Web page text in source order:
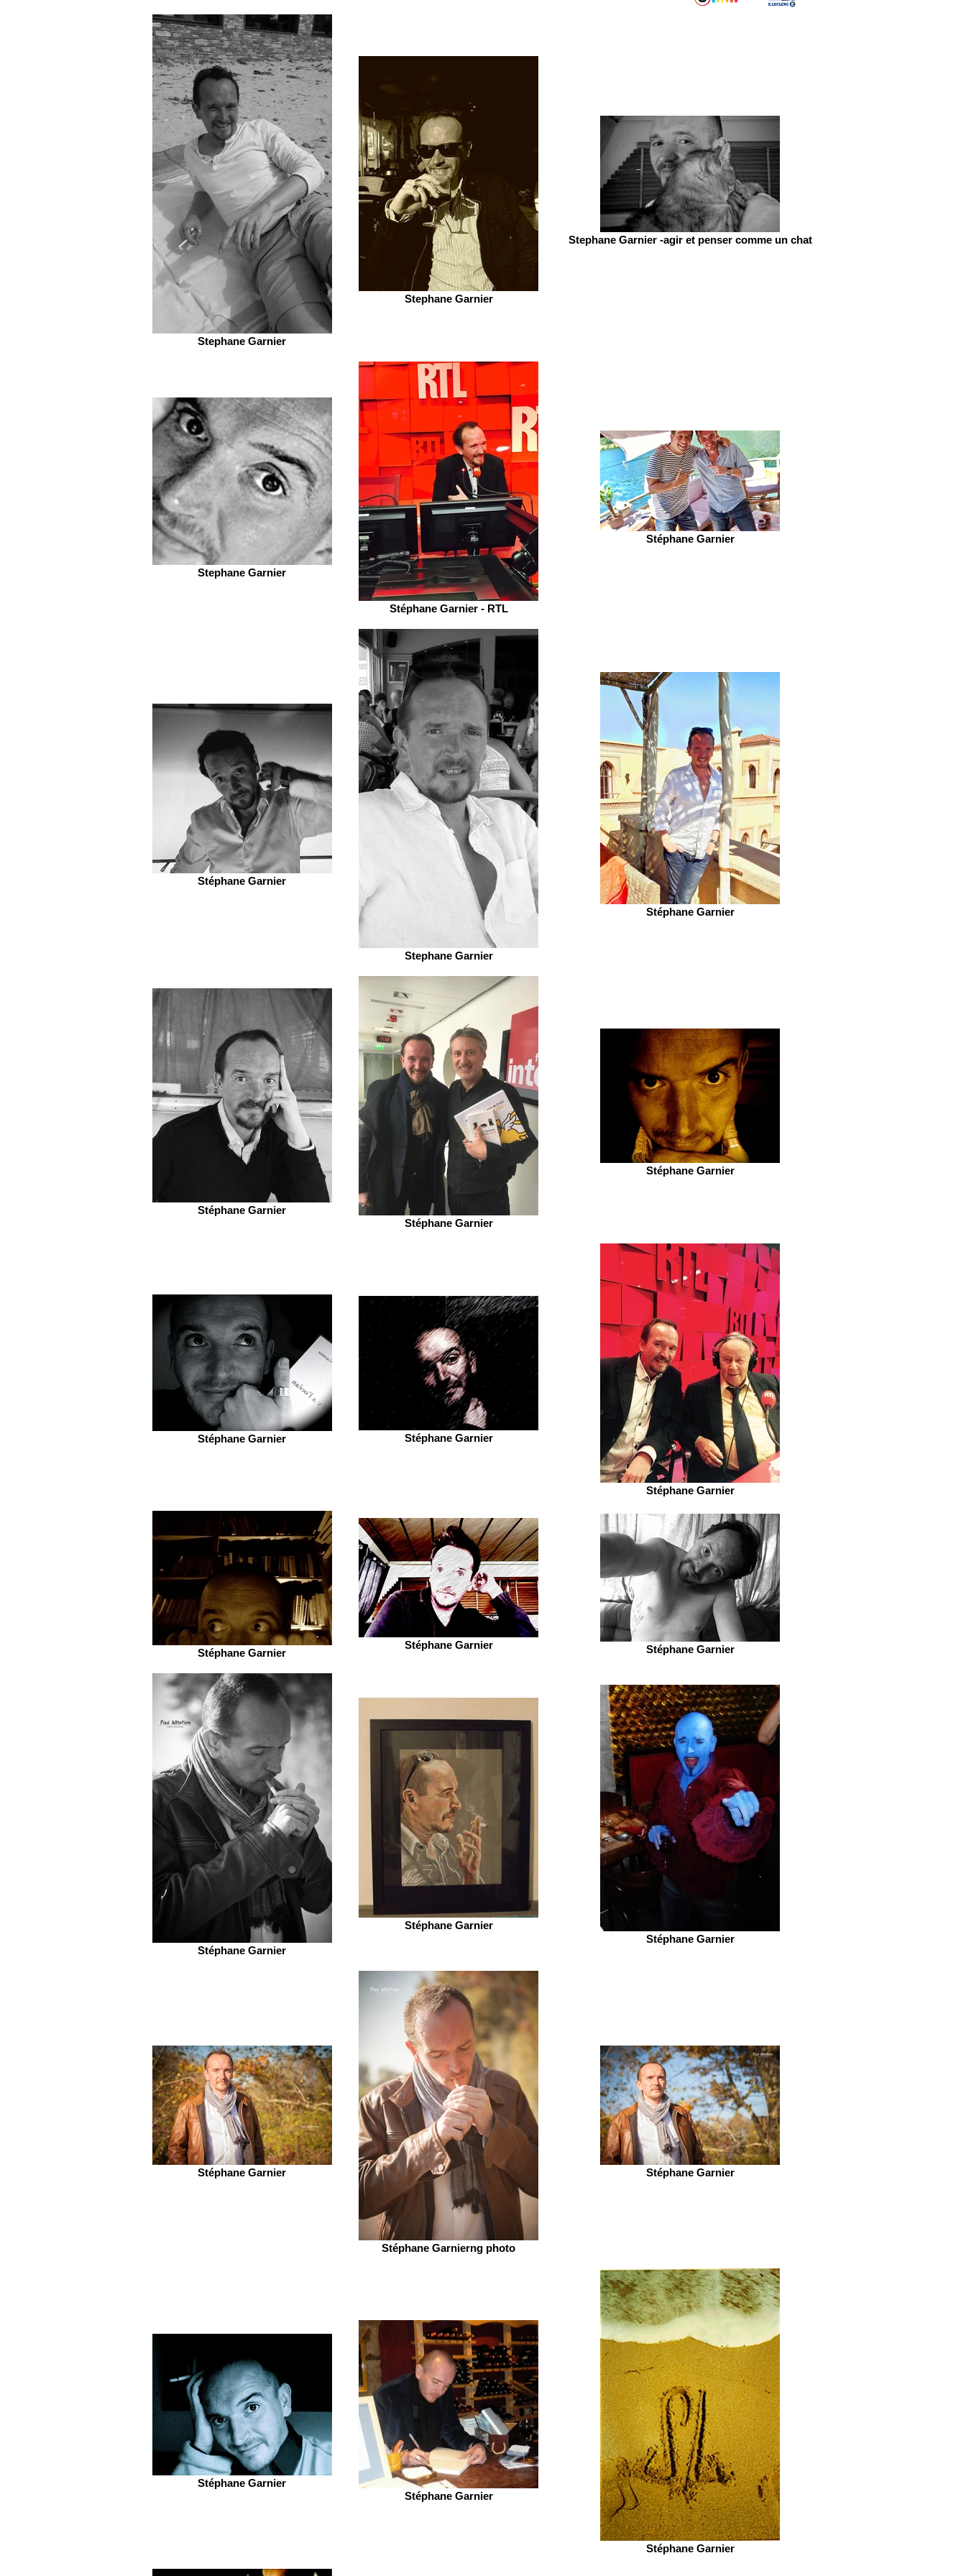
Stephane Garnier
Stephane Garnier
Stephane Garnier -agir et penser comme un chat
Stephane Garnier
Stéphane Garnier - RTL
Stéphane Garnier
Stéphane Garnier
Stephane Garnier
Stéphane Garnier
Stéphane Garnier
Stéphane Garnier
Stéphane Garnier
Stéphane Garnier Stéphane Garnier
Stéphane Garnier
Stéphane Garnier
Stéphane Garnier Stéphane Garnier
Stéphane Garnier
Stéphane Garnier
Stéphane Garnier
Stéphane Garnier
Stéphane Garnierng photo
Stéphane Garnier
Stéphane Garnier
Stéphane Garnier
Stéphane Garnier